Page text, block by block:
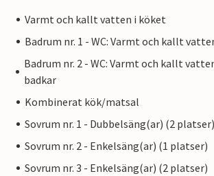
Varmt och kallt vatten i köket
Badrum nr. 1 - WC: Varmt och kallt
Badrum nr. 2 - WC: Varmt och kallt
badkar
Kombinerat kök/matsal
Sovrum nr. 1 - Dubbelsäng(ar) (2 platser)
Sovrum nr. 2 - Enkelsäng(ar) (1 platser)
Sovrum nr. 3 - Enkelsäng(ar) (2 platser)